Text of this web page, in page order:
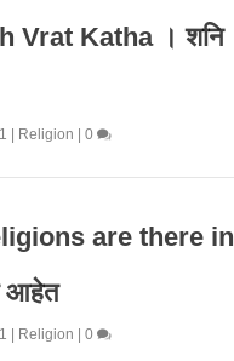
Vrat Katha । शनि
Religion 0
are there in
आहेत
Religion 0